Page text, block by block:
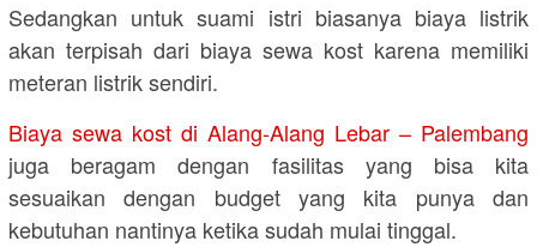
Sedangkan untuk suami istri biasanya biaya listrik
akan terpisah dari biaya sewa kost karena memiliki
meteran listrik sendiri.
Biaya sewa kost di Alang-Alang Lebar – Palembang
juga beragam dengan fasilitas yang bisa kita
sesuaikan dengan budget yang kita punya dan
kebutuhan nantinya ketika sudah mulai tinggal.